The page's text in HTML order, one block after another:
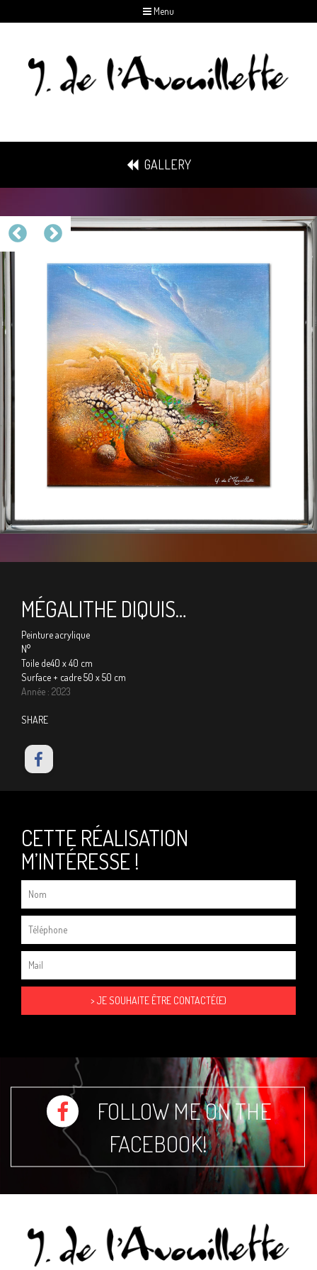
Menu
GALLERY
MÉGALITHE DIQUIS…
Peinture acrylique
N°
Toile de40 x 40 cm
Surface + cadre 50 x 50 cm
Année : 2023
SHARE
CETTE RÉALISATION
M’INTÉRESSE !
FOLLOW ME ON THE
FACEBOOK!